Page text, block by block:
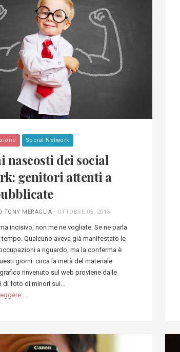
Social Network
nascosti dei social
genitori attenti a
TONY MERAGLIA - OTTOBRE 05, 2015
incisivo, non me ne vogliate. Se ne parla
tempo. Qualcuno aveva già manifestato le
a riguardo, ma la conferma è
giorni: circa la metà del materiale
rinvenuto sul web proviene dalle
di foto di minori sui…
...